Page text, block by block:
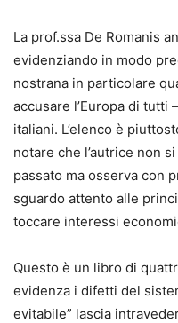
La prof.ssa De Romanis
evidenziando in modo
nostrana in particolare
accusare l’Europa di tutti
italiani. L’elenco è
notare che l’autrice non
passato ma osserva con
sguardo attento alle
toccare interessi
Questo è un libro di
evidenza i difetti del
evitabile” lascia